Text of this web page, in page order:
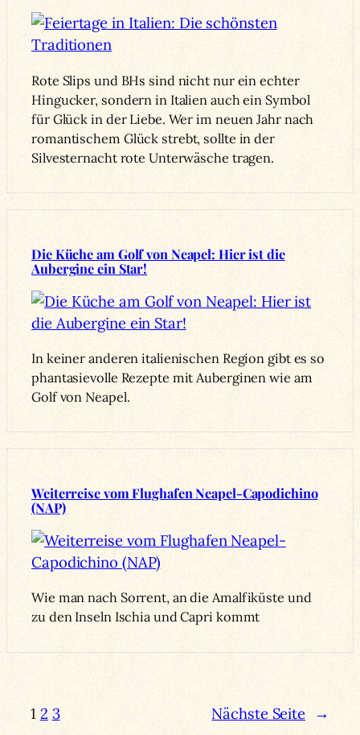
Rote Slips und BHs sind nicht nur ein echter
Hingucker, sondern in Italien auch ein Symbol
für Glück in der Liebe. Wer im neuen Jahr nach
romantischem Glück strebt, sollte in der
Silvesternacht rote Unterwäsche tragen.
Die Küche am Golf von Neapel: Hier ist die
Aubergine ein Star!
In keiner anderen italienischen Region gibt es so
phantasievolle Rezepte mit Auberginen wie am
Golf von Neapel.
Weiterreise vom Flughafen Neapel-Capodichino
(NAP)
Wie man nach Sorrent, an die Amalfiküste und
zu den Inseln Ischia und Capri kommt
1 2 3 Nächste Seite →